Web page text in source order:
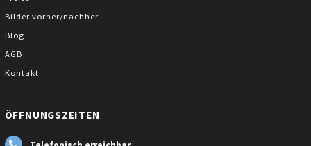
Bilder vorher/nachher
Blog
AGB
Kontakt
ÖFFNUNGSZEITEN